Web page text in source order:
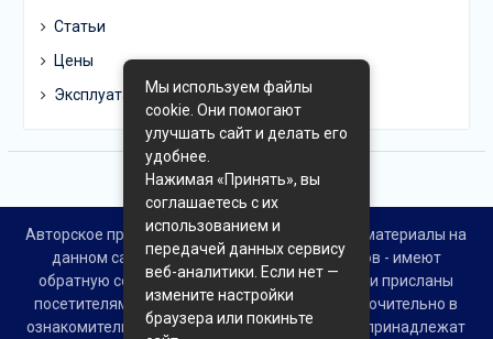
Статьи
Цены
Эксплуатация
Авторское право © Все права защищены. Все материалы на
данном сайте взяты из открытых источников - имеют
обратную ссылку на материал в интернете или присланы
посетителями сайта и предоставляются исключительно в
ознакомительных целях. Права на материалы принадлежат
Мы используем файлы
cookie. Они помогают
улучшать сайт и делать его
удобнее.
Нажимая «Принять», вы
соглашаетесь с их
использованием и
передачей данных сервису
веб-аналитики. Если нет —
измените настройки
браузера или покиньте